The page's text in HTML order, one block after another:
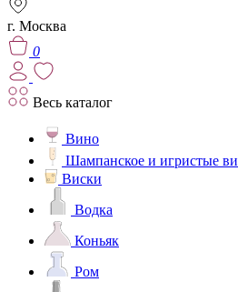
г. Москва
0
Весь каталог
Вино
Шампанское и игристые
Виски
Водка
Коньяк
Ром